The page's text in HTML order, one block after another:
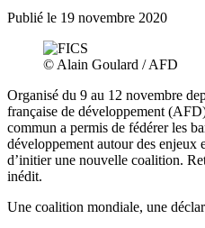
Publié le 19 novembre 2020
© Alain Goulard / AFD
Organisé du 9 au 12 novembre
française de développement
commun a permis de fédérer les
développement autour des enjeux
d’initier une nouvelle coalition.
inédit.
Une coalition mondiale, une